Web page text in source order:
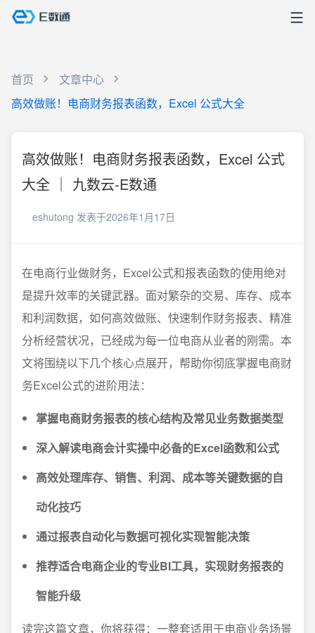
首页
文章中心
高效做账！电商财务报表函数，Excel 公式大全
高效做账！电商财务报表函数，Excel 公式
大全 ｜ 九数云-E数通
eshutong 发表于2026年1月17日
在电商行业做财务，Excel公式和报表函数的使用绝对
是提升效率的关键武器。面对繁杂的交易、库存、成本
和利润数据，如何高效做账、快速制作财务报表、精准
分析经营状况，已经成为每一位电商从业者的刚需。本
文将围绕以下几个核心点展开，帮助你彻底掌握电商财
务Excel公式的进阶用法：
掌握电商财务报表的核心结构及常见业务数据类型
深入解读电商会计实操中必备的Excel函数和公式
高效处理库存、销售、利润、成本等关键数据的自
动化技巧
通过报表自动化与数据可视化实现智能决策
推荐适合电商企业的专业BI工具，实现财务报表的
智能升级
读完这篇文章，你将获得：一整套适用于电商业务场景